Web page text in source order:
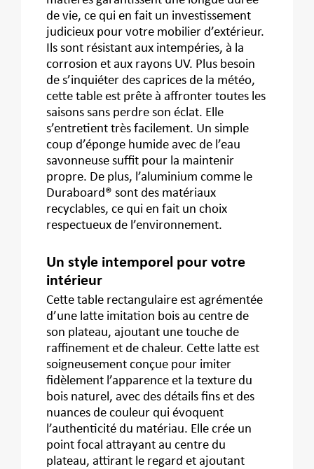
de vie, ce qui en fait un investissement
judicieux pour votre mobilier d’extérieur.
Ils sont résistant aux intempéries, à la
corrosion et aux rayons UV. Plus besoin
de s’inquiéter des caprices de la météo,
cette table est prête à affronter toutes les
saisons sans perdre son éclat. Elle
s’entretient très facilement. Un simple
coup d’éponge humide avec de l’eau
savonneuse suffit pour la maintenir
propre. De plus, l’aluminium comme le
Duraboard® sont des matériaux
recyclables, ce qui en fait un choix
respectueux de l’environnement.
Un style intemporel pour votre
intérieur
Cette table rectangulaire est agrémentée
d’une latte imitation bois au centre de
son plateau, ajoutant une touche de
raffinement et de chaleur. Cette latte est
soigneusement conçue pour imiter
fidèlement l’apparence et la texture du
bois naturel, avec des détails fins et des
nuances de couleur qui évoquent
l’authenticité du matériau. Elle crée un
point focal attrayant au centre du
plateau, attirant le regard et ajoutant